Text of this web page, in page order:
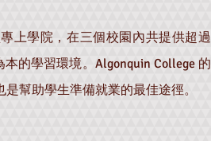
上學院，在三個校園內共提供超過
的學習環境。Algonquin College 的
幫助學生準備就業的最佳途徑。